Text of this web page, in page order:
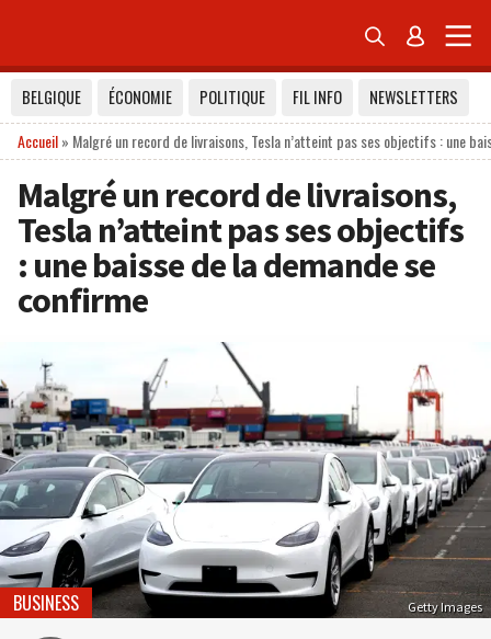
 
BELGIQUE ÉCONOMIE POLITIQUE FIL INFO
NEWSLETTERS
Accueil» Malgré un record de livraisons, Tesla n’atteint pas ses objectifs : une
Malgré un record de livraisons,
Tesla n’atteint pas ses objectifs
: une baisse de la demande se
confirme
Getty Images
BUSINESS